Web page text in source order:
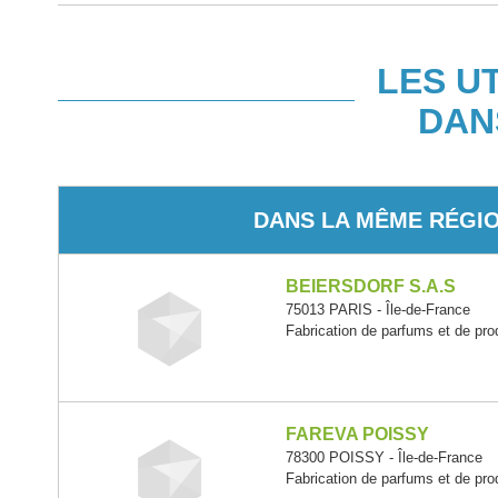
LES
DANS LA MÊME
BEIERSDORF S.A.S
75013 PARIS - Île-de-France
Fabrication de parfums et de
FAREVA POISSY
78300 POISSY - Île-de-France
Fabrication de parfums et de